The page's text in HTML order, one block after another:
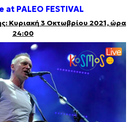
at PALEO FESTIVAL
Κυριακή 3 Οκτωβρίου 2021, ώρα
24:00